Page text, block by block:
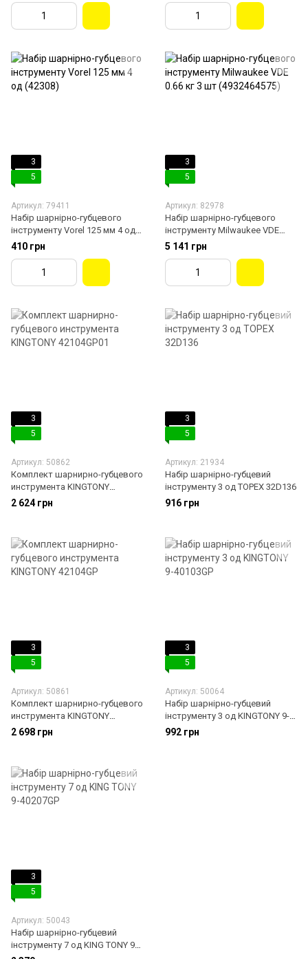
3
5
Артикул: 79411
Набір шарнірно-губцевого
інструменту Vorel 125 мм 4 од
(42308)
410 грн
3
5
Артикул: 82978
Набір шарнірно-губцевого
інструменту Milwaukee VDE
0.66 кг 3 шт (4932464575)
5 141 грн
3
5
Артикул: 50862
Комплект шарнирно-губцевого
инструмента KINGTONY
42104GP01
2 624 грн
3
5
Артикул: 21934
Набір шарнірно-губцевий
інструменту 3 од TOPEX 32D136
916 грн
3
5
Артикул: 50861
Комплект шарнирно-губцевого
инструмента KINGTONY
42104GP
2 698 грн
3
5
Артикул: 50064
Набір шарнірно-губцевий
інструменту 3 од KINGTONY 9-
40103GP
992 грн
3
5
Артикул: 50043
Набір шарнірно-губцевий
інструменту 7 од KING TONY 9-